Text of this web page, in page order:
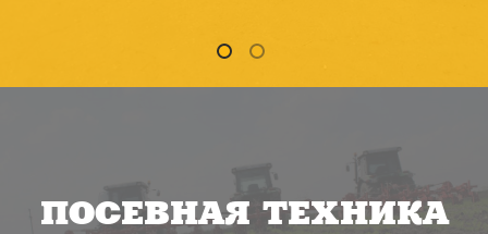
ПОСЕВНАЯ ТЕХНИКА